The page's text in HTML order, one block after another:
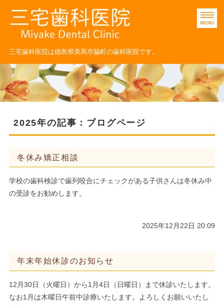
三宅歯科医院｜小児歯
三宅歯科医院は徳島県美馬市脇町の歯科医院です。
ホーム
医院紹介
診療科目
2025年の記事：ブログページ
冬休み矯正相談
学校の歯科検診で歯列咬合にチェックがある子供さんは冬休み中
の受診をお勧めします。
2025年12月22日 20:09
年末年始休診のお知らせ
12月30日（火曜日）から1月4日（日曜日）まで休診いたします。
なお1月は木曜日午前中診療いたします。よろしくお願いいたし